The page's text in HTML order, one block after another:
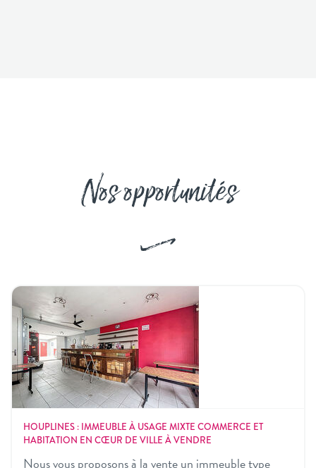
Nos opportunités
HOUPLINES : IMMEUBLE À USAGE MIXTE COMMERCE ET
HABITATION EN CŒUR DE VILLE À VENDRE
Nous vous proposons à la vente un immeuble type